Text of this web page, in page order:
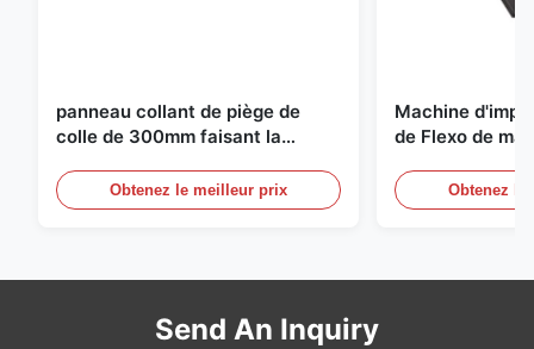
panneau collant de piège de
colle de 300mm faisant la
Obtenez le meilleur prix
Machine
de Flexo de
carton ondulé
Obtenez
Send An Inquiry